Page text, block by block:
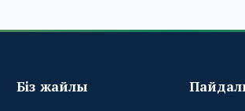
Біз жайлы